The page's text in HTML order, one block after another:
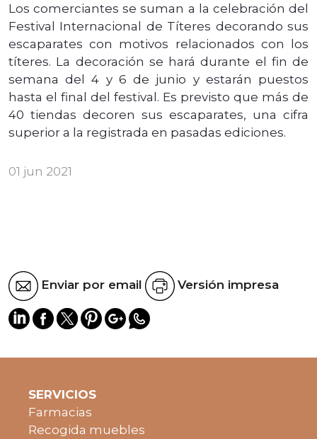
Los comerciantes se suman a la celebración del
Festival Internacional de Títeres decorando sus
escaparates con motivos relacionados con los
títeres. La decoración se hará durante el fin de
semana del 4 y 6 de junio y estarán puestos
hasta el final del festival. Es previsto que más de
40 tiendas decoren sus escaparates, una cifra
superior a la registrada en pasadas ediciones.
01 jun 2021
Enviar por email Versión impresa
SERVICIOS
Farmacias
Recogida muebles